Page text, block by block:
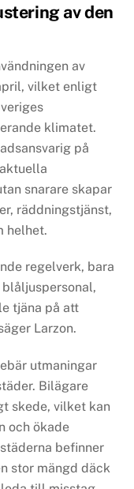
av den
av
vilket enligt
klimatet.
på
snarare skapar
räddningstjänst,
helhet.
regelverk, bara
tjäna på att
Larzon.
utmaningar
Bilägare
skede, vilket kan
och ökade
befinner
stor mängd däck